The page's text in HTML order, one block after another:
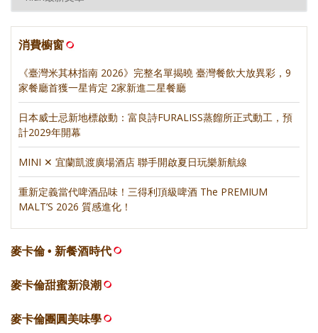
消費櫥窗
《臺灣米其林指南 2026》完整名單揭曉 臺灣餐飲大放異彩，9
家餐廳首獲一星肯定 2家新進二星餐廳
日本威士忌新地標啟動：富良詩FURALISS蒸餾所正式動工，預
計2029年開幕
MINI ✕ 宜蘭凱渡廣場酒店 聯手開啟夏日玩樂新航線
重新定義當代啤酒品味！三得利頂級啤酒 The PREMIUM
MALT’S 2026 質感進化！
麥卡倫 • 新餐酒時代
麥卡倫甜蜜新浪潮
麥卡倫團圓美味學